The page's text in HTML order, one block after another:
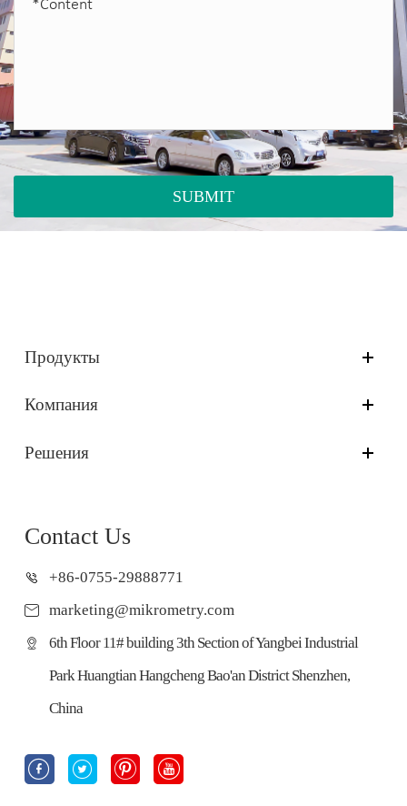
SUBMIT
Продукты
Компания
Решения
Contact Us
+86-0755-29888771
marketing@mikrometry.com
6th Floor 11# building 3th Section of Yangbei Industrial
Park Huangtian Hangcheng Bao'an District Shenzhen,
China
   